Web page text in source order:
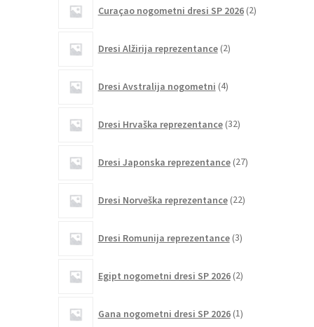
Curaçao nogometni dresi SP 2026 2izdelka
Dresi Alžirija reprezentance 2izdelka
Dresi Avstralija nogometni 4izdelki
Dresi Hrvaška reprezentance 32izdelkov
Dresi Japonska reprezentance 27izdelkov
Dresi Norveška reprezentance 22izdelkov
Dresi Romunija reprezentance 3izdelki
Egipt nogometni dresi SP 2026 2izdelka
Gana nogometni dresi SP 2026 1izdelek